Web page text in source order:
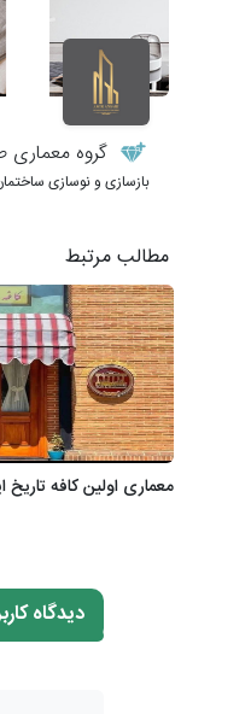
گروه معماری
بازسازی و نوسازی
مطالب مرتبط
معماری اولین کافه
دیدگاه